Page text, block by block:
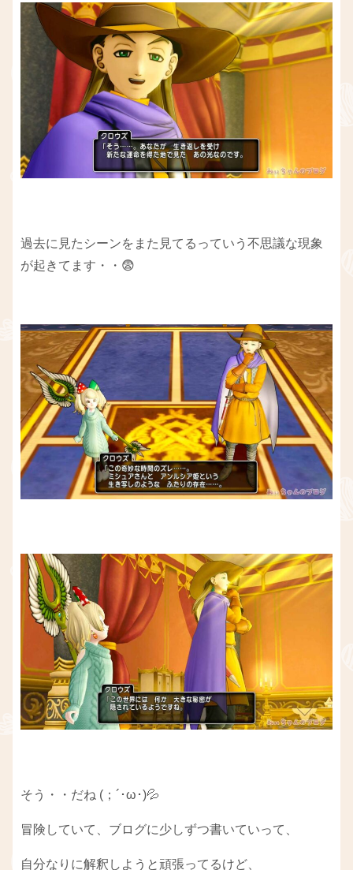
過去に見たシーンをまた見てるっていう不思議な現象
が起きてます・・😨
そう・・だね (；´･ω･)💦
冒険していて、ブログに少しずつ書いていって、
自分なりに解釈しようと頑張ってるけど、